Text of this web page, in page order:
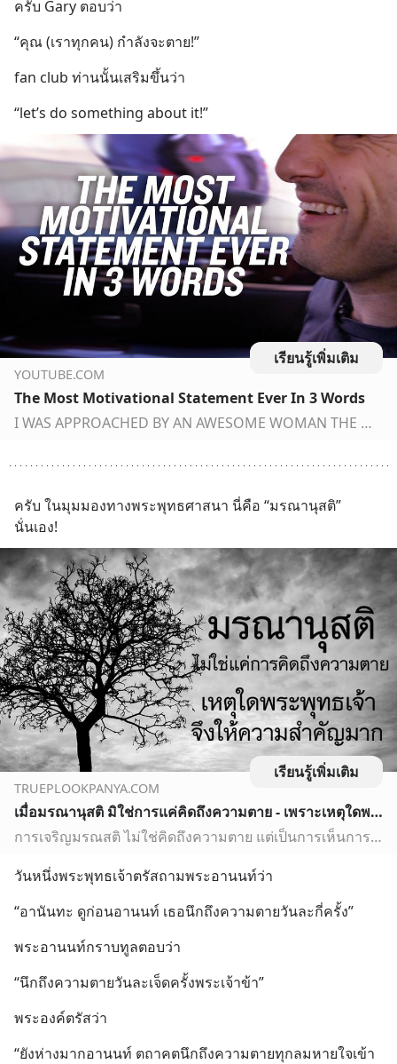
ครับ Gary ตอบว่า
“คุณ (เราทุกคน) กำลังจะตาย!”
fan club ท่านนั้นเสริมขึ้นว่า
“let’s do something about it!”
เรียนรู้เพิ่มเติม
YOUTUBE.COM
The Most Motivational Statement Ever In 3 Words
I WAS APPROACHED BY AN AWESOME WOMAN THE OTHER DAY WHO WAS SEEKING SOME MOTIVATION. YOU’RE GONNA DIE. 3 WORDS OF INSPIRATION, THAT IS ALL YOU NEED. watch all...
ครับ ในมุมมองทางพระพุทธศาสนา นี่คือ “มรณานุสติ”
นั่นเอง!
เรียนรู้เพิ่มเติม
TRUEPLOOKPANYA.COM
เมื่อมรณานุสติ มิใช่การแค่คิดถึงความตาย - เพราะเหตุใดพระพุทธเจ้า จึงพิจารณาทุกลมหายใจเข้าออก
การเจริญมรณสติ ไม่ใช่คิดถึงความตาย แต่เป็นการเห็นการดับด้วยปัญญา ยิ่งเราอายุมากขึ้นเท่าใด เราก็จะพบเห็นความทุกข์มากขึ้น เห็นความตายมากขึ้น... อายุแก่มากเท่าไหร่...คนต้องเจ็บป่วยมากครั้ง...เห็นคนใกล้ชิ ...
วันหนึ่งพระพุทธเจ้าตรัสถามพระอานนท์ว่า
“อานันทะ ดูก่อนอานนท์ เธอนึกถึงความตายวันละกี่ครั้ง”
พระอานนท์กราบทูลตอบว่า
“นึกถึงความตายวันละเจ็ดครั้งพระเจ้าข้า”
พระองค์ตรัสว่า
“ยังห่างมากอานนท์ ตถาคตนึกถึงความตายทุกลมหายใจเข้า